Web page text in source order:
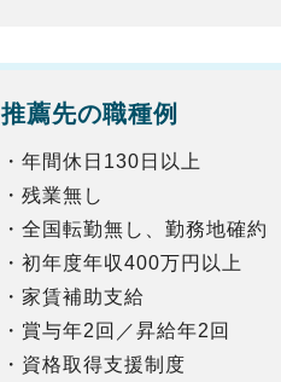
推薦先の職種例
・年間休日130日以上
・残業無し
・全国転勤無し、勤務地確約
・初年度年収400万円以上
・家賃補助支給
・賞与年2回／昇給年2回
・資格取得支援制度